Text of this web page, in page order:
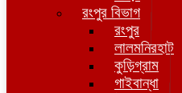
রংপুর বিভাগ
রংপুর
লালমনিরহাট
কুড়িগ্রাম
গাইবান্ধা